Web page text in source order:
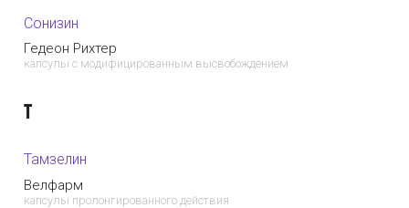
Сонизин
Гедеон Рихтер
капсулы с модифицированным высвобождением
Т
Тамзелин
Велфарм
капсулы пролонгированного действия